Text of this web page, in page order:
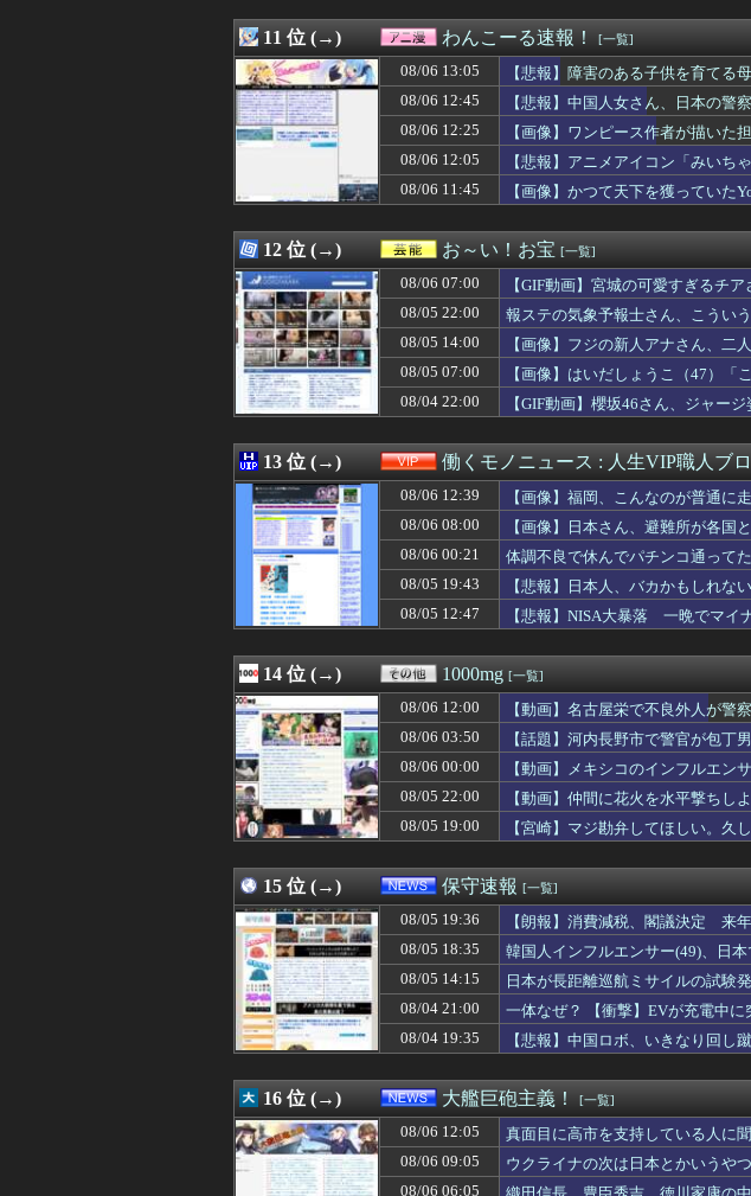
08/06 12:27
人工甘味料不使用の物が知りたい
08/06 12:27
寝よう！と思って寝れますか？
08/06 12:27
友人Aがホテルランチに800円くらいのピアスを
08/06 12:26
【朗報】SBさん、交流戦前のハム戦(5月22日)か
08/06 12:26
今、中高生たちの間で「サウダージ」がメチャ
08/06 12:26
2011年ドラフト当時のロッテファンの反応ｗｗｗ
日本の研究者が明らかにした肝臓がんをリスク
【画像】ワンピース作者が描いた担当編集のイ
08/06 12:25
海外「日本にはこんな特殊な標識があるんだけ
08/06 12:25
【画像】露悪アニメ化ブーム、はじまるｗｗｗ
08/06 12:23
【人材獲得へ】ソウルで日本企業による就職イ
08/06 12:21
秋田に日本最大級のデータセンター建設へ 建設
08/06 12:21
【驚愕】名作『HUNTER×HUNTER』凄い事に
08/06 12:20
【謎】広末涼子さんが地上波にスピード復帰で
08/06 12:20
【画像】沖縄で「ワクワクする自販機」見つか
08/06 12:20
【画像】福岡、こんなのが普通に走ってるｗｗ
08/06 12:20
【韓国】ウェブトゥーン、売上が減りはじめた
08/06 12:19
【動画】地上波でえっちな下乳が放送されてし
08/06 12:19
6期生曲 ｢命の色｣が好きすぎるアルさつｗ【乃
08/06 12:18
学生時代どのグループにも属さなかった人
08/06 12:18
塾でもないのに連絡もせず8時過ぎに帰宅した高
08/06 12:18
◯◯運だけが異常に良い、とかありますか？
08/06 12:18
【V作戦】ジオン視点のこいつ等って普通に怖
08/06 12:18
プリン☆
08/06 12:18
『ウォーリーをさがせ！』持っていた方
08/06 12:18
【衝撃】車で要らない装備、「電動シート」に
08/06 12:18
近所の家で火事が起きた。ベランダから女の子
08/06 12:17
【悲報】伊藤大海(143)、ベネズエラ戦にてブル
08/06 12:16
【画像】VIVANTキャストのギャラリスト流出ｗ
08/06 12:15
友人「この名前にしたい！」夫「それ漫画のキ
08/06 12:15
◆悲報◆韓国代表洪明甫前監督マルディーニの頭
08/06 12:15
日本で婚活する韓国人男性が急増「日本の女性
08/06 12:14
【悲報】日ハム、今日もSBに圧倒される
08/06 12:13
カープ佐々木泰（8月OPS.875打率.438得点圏
08/06 12:12
【前編】俺の娘の結婚が破談に。だが彼氏は「
08/06 12:12
「仮面ライダーマイス」の脚本を担当する荒川
08/06 12:12
【驚愕】優木まおみ、くみっきー、菊地亜美
08/06 12:12
エクスアリーナ松戸がディスクアップ2を撤去
11 位 (→) わんこーる速報！ [一覧]
08/06 13:05
【悲報】障害のある子供を育てる
08/06 12:45
【悲報】中国人女さん、日本の警
08/06 12:25
【画像】ワンピース作者が描いた
08/06 12:05
【悲報】アニメアイコン「みい
08/06 11:45
【画像】かつて天下を獲っていた
12 位 (→) お～い！お宝 [一覧]
08/06 07:00
【GIF動画】宮城の可愛すぎるチ
08/05 22:00
報ステの気象予報士さん、こうい
08/05 14:00
【画像】フジの新人アナさん、二
08/05 07:00
【画像】はいだしょうこ（47）「
08/04 22:00
【GIF動画】櫻坂46さん、ジャー
13 位 (→) 働くモノニュース : 人生VIP職人ブ
08/06 12:39
【画像】福岡、こんなのが普通に
08/06 08:00
【画像】日本さん、避難所が各国
08/06 00:21
体調不良で休んでパチンコ通って
08/05 19:43
【悲報】日本人、バカかもしれな
08/05 12:47
【悲報】NISA大暴落 一晩でマイ
14 位 (→) 1000mg [一覧]
08/06 12:00
【動画】名古屋栄で不良外人が警
08/06 03:50
【話題】河内長野市で警官が包丁
08/06 00:00
【動画】メキシコのインフルエン
08/05 22:00
【動画】仲間に花火を水平撃ちし
08/05 19:00
【宮崎】マジ勘弁してほしい。久
15 位 (→) 保守速報 [一覧]
08/05 19:36
【朗報】消費減税、閣議決定 来
08/05 18:35
韓国人インフルエンサー(49)、日
08/05 14:15
日本が長距離巡航ミサイルの試験
必ず後悔させる」
08/04 21:00
一体なぜ？ 【衝撃】EVが充電中
08/04 19:35
【悲報】中国ロボ、いきなり回し
16 位 (→) 大艦巨砲主義！ [一覧]
08/06 12:05
真面目に高市を支持している人に
08/06 09:05
ウクライナの次は日本とかいうや
08/06 06:05